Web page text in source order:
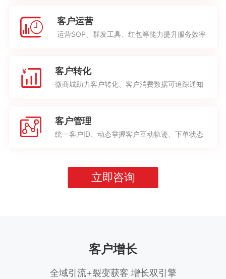
客户运营
运营SOP、群发工具、红包等能力提升服务效率
客户转化
微商城助力客户转化、客户消费数据可追踪通知
客户管理
统一客户ID、动态掌握客户互动轨迹、下单状态
立即咨询
客户增长
全域引流+裂变获客 增长双引擎